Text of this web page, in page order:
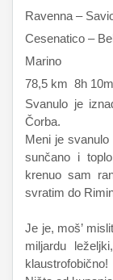
Ravenna –
Cesenatico –
Marino
78,5 km 8h
Svanulo je
Čorba.
Meni je
sunčano i
krenuo sam
svratim do
Je je, moš’
miljardu
klaustrofobično!